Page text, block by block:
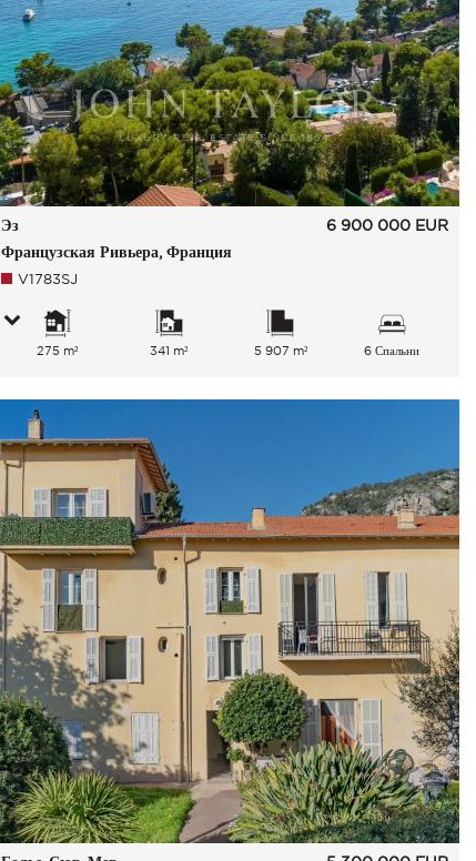
Эз
Французская Ривьера, Франция
6 900 000 EUR
V1783SJ
275 m² 341 m² 5 907 m² 6 Спальни